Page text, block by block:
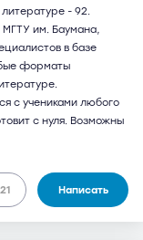
литературе - 92.
им. Баумана,
в базе
форматы
с учениками любого
с нуля. Возможны
21 Написать